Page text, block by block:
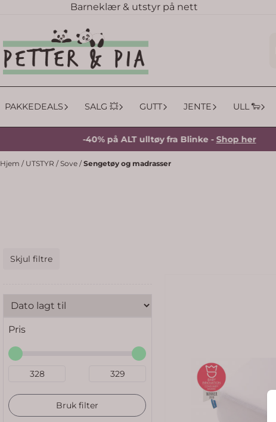
Hopp til innholdBarneklær & utstyr på nett
PAKKEDEALS SALG 💥 GUTT JENTE ULL 🐑
-40% på ALT ulltøy fra Blinke -Shop her
Hjem / UTSTYR /Sove /Sengetøy og madrasser
Skjul filtre
Pris
Bruk filter